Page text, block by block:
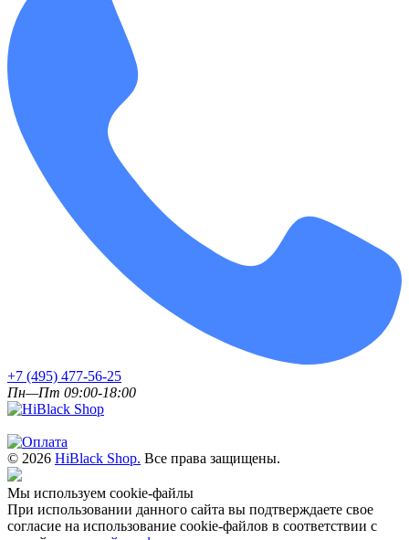
+7 (495) 477-56-25
Пн—Пт 09:00-18:00
© 2026 HiBlack Shop. Все права защищены.
Мы используем cookie-файлы
При использовании данного сайта вы подтверждаете свое
согласие на использование cookie-файлов в соответствии с